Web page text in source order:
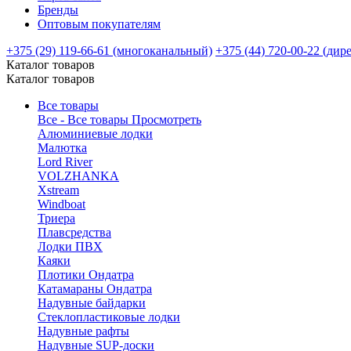
Бренды
Оптовым покупателям
+375 (29) 119-66-61 (многоканальный) +375 (44) 720-00-22
Каталог товаров
Каталог товаров
Все товары
Все - Все товары Просмотреть
Алюминиевые лодки
Малютка
Lord River
VOLZHANKA
Xstream
Windboat
Триера
Плавсредства
Лодки ПВХ
Каяки
Плотики Ондатра
Катамараны Ондатра
Надувные байдарки
Стеклопластиковые лодки
Надувные рафты
Надувные SUP-доски